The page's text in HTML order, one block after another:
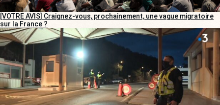
[VOTRE AVIS] Craignez-vous, prochainement, une vague migratoire
sur la France ?